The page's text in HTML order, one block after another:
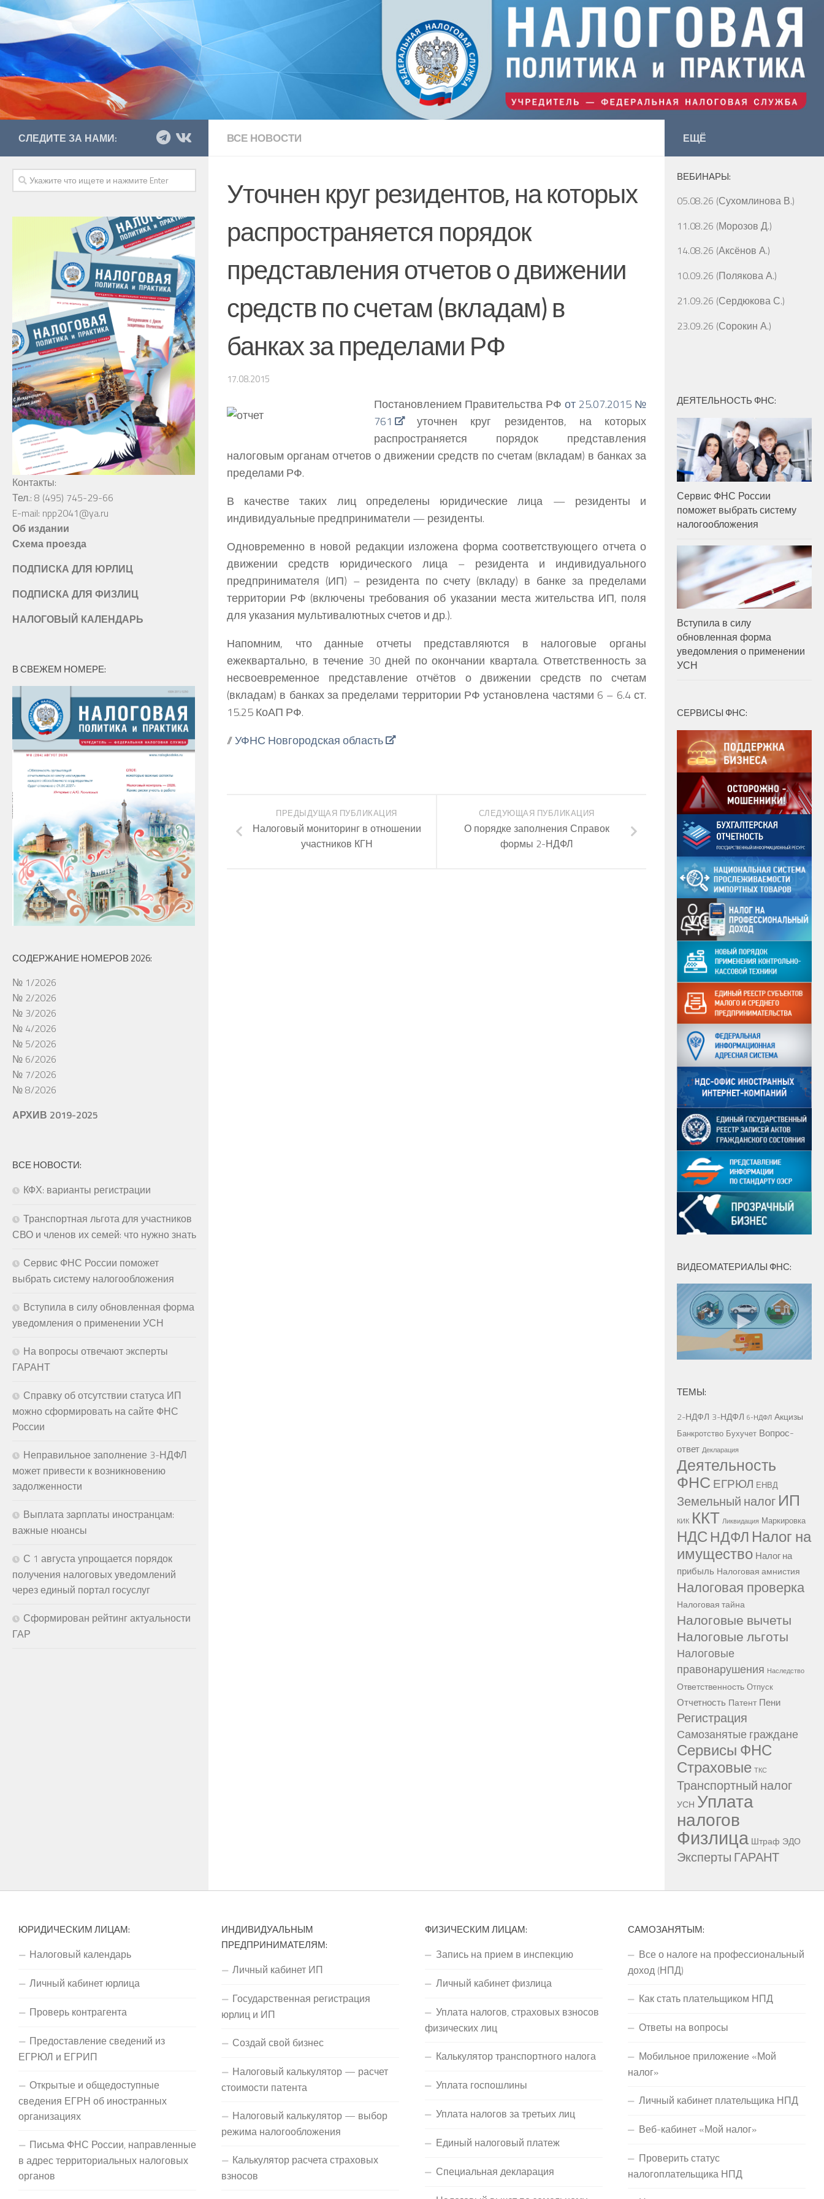
ВСЕ НОВОСТИ
Уточнен круг резидентов, на которых
распространяется порядок
представления отчетов о движении
средств по счетам (вкладам) в
банках за пределами РФ
17.08.2015
Постановлением Правительства РФ от 25.07.2015 №
761
уточнен круг резидентов, на которых
распространяется порядок представления
налоговым органам отчетов о движении средств по счетам (вкладам) в банках за
пределами РФ.
В качестве таких лиц определены юридические лица — резиденты и
индивидуальные предприниматели — резиденты.
Одновременно в новой редакции изложена форма соответствующего отчета о
движении средств юридического лица – резидента и индивидуального
предпринимателя (ИП) – резидента по счету (вкладу) в банке за пределами
территории РФ (включены требования об указании места жительства ИП, поля
для указания мультивалютных счетов и др.).
Напомним, что данные отчеты представляются в налоговые органы
ежеквартально, в течение 30 дней по окончании квартала. Ответственность за
несвоевременное представление отчётов о движении средств по счетам
(вкладам) в банках за пределами территории РФ установлена частями 6 – 6.4 ст.
15.25 КоАП РФ.
//УФНС Новгородская область
СЛЕДУЮЩАЯ ПУБЛИКАЦИЯ
О порядке заполнения Справок
формы 2-НДФЛ
ПРЕДЫДУЩАЯ ПУБЛИКАЦИЯ
Налоговый мониторинг в отношении
участников КГН
СЛЕДИТЕ ЗА НАМИ:
Контакты:
Тел.: 8 (495) 745-29-66
E-mail: npp2041@ya.ru
Об издании
Схема проезда
ПОДПИСКА ДЛЯ ЮРЛИЦ
ПОДПИСКА ДЛЯ ФИЗЛИЦ
НАЛОГОВЫЙ КАЛЕНДАРЬ
В СВЕЖЕМ НОМЕРЕ:
СОДЕРЖАНИЕ НОМЕРОВ 2026:
№ 1/2026
№ 2/2026
№ 3/2026
№ 4/2026
№ 5/2026
№ 6/2026
№ 7/2026
№ 8/2026
АРХИВ 2019-2025
ВСЕ НОВОСТИ:
КФХ: варианты регистрации
Транспортная льгота для участников
СВО и членов их семей: что нужно знать
Сервис ФНС России поможет
выбрать систему налогообложения
Вступила в силу обновленная форма
уведомления о применении УСН
На вопросы отвечают эксперты
ГАРАНТ
Справку об отсутствии статуса ИП
можно сформировать на сайте ФНС
России
Неправильное заполнение 3-НДФЛ
может привести к возникновению
задолженности
Выплата зарплаты иностранцам:
важные нюансы
С 1 августа упрощается порядок
получения налоговых уведомлений
через единый портал госуслуг
Сформирован рейтинг актуальности
ГАР
ЕЩЁ
ВЕБИНАРЫ:
05.08.26 (Сухомлинова В.)
11.08.26 (Морозов Д.)
14.08.26 (Аксёнов А.)
10.09.26 (Полякова А.)
21.09.26 (Сердюкова С.)
23.09.26 (Сорокин А.)
ДЕЯТЕЛЬНОСТЬ ФНС:
Сервис ФНС России
поможет выбрать систему
налогообложения
Вступила в силу
обновленная форма
уведомления о применении
УСН
СЕРВИСЫ ФНС:
ВИДЕОМАТЕРИАЛЫ ФНС:
ТЕМЫ:
2-НДФЛ 3-НДФЛ 6-НДФЛ Акцизы
Банкротство Бухучет Вопрос-
ответ Декларация
Деятельность
ФНС ЕГРЮЛ ЕНВД
Земельный налог ИП
КИК ККТ Ликвидация Маркировка
НДС НДФЛ Налог на
имущество Налог на
прибыль Налоговая амнистия
Налоговая проверка
Налоговая тайна
Налоговые вычеты
Налоговые льготы
Налоговые
правонарушения Наследство
Ответственность Отпуск
Отчетность Патент Пени
Регистрация
Самозанятые граждане
Сервисы ФНС
Страховые ТКС
Транспортный налог
УСН Уплата
налогов
Физлица Штраф ЭДО
Эксперты ГАРАНТ
ЮРИДИЧЕСКИМ ЛИЦАМ:
Налоговый календарь
Личный кабинет юрлица
Проверь контрагента
Предоставление сведений из
ЕГРЮЛ и ЕГРИП
Открытые и общедоступные
сведения ЕГРН об иностранных
организациях
Письма ФНС России, направленные
в адрес территориальных налоговых
органов
ИНДИВИДУАЛЬНЫМ
ПРЕДПРИНИМАТЕЛЯМ:
Личный кабинет ИП
Государственная регистрация
юрлиц и ИП
Создай свой бизнес
Налоговый калькулятор — расчет
стоимости патента
Налоговый калькулятор — выбор
режима налогообложения
Калькулятор расчета страховых
взносов
ФИЗИЧЕСКИМ ЛИЦАМ:
Запись на прием в инспекцию
Личный кабинет физлица
Уплата налогов, страховых взносов
физических лиц
Калькулятор транспортного налога
Уплата госпошлины
Уплата налогов за третьих лиц
Единый налоговый платеж
Специальная декларация
САМОЗАНЯТЫМ:
Все о налоге на профессиональный
доход (НПД)
Как стать плательщиком НПД
Ответы на вопросы
Мобильное приложение «Мой
налог»
Личный кабинет плательщика НПД
Веб-кабинет «Мой налог»
Проверить статус
налогоплательщика НПД